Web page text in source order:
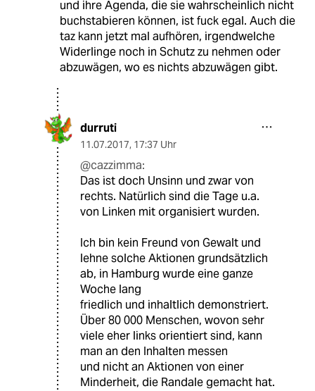
und ihre Agenda, die sie wahrscheinlich nicht
buchstabieren können, ist fuck egal. Auch die
taz kann jetzt mal aufhören, irgendwelche
Widerlinge noch in Schutz zu nehmen oder
abzuwägen, wo es nichts abzuwägen gibt.
durruti
11.07.2017, 17:37 Uhr
@cazzimma:
Das ist doch Unsinn und zwar von
rechts. Natürlich sind die Tage u.a.
von Linken mit organisiert wurden.
Ich bin kein Freund von Gewalt und
lehne solche Aktionen grundsätzlich
ab, in Hamburg wurde eine ganze
Woche lang
friedlich und inhaltlich demonstriert.
Über 80 000 Menschen, wovon sehr
viele eher links orientiert sind, kann
man an den Inhalten messen
und nicht an Aktionen von einer
Minderheit, die Randale gemacht hat.